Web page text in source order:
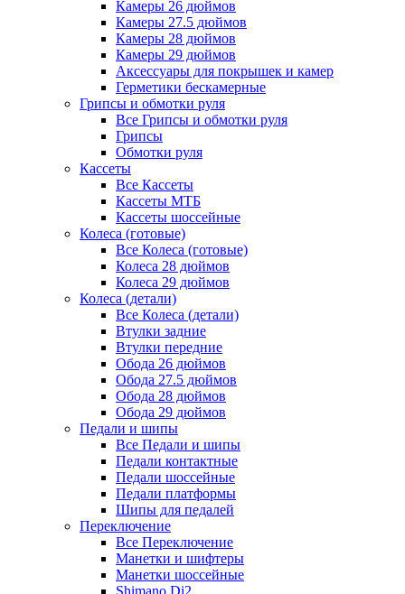
Камеры 26 дюймов
Камеры 27.5 дюймов
Камеры 28 дюймов
Камеры 29 дюймов
Аксессуары для покрышек и камер
Герметики бескамерные
Грипсы и обмотки руля
Все Грипсы и обмотки руля
Грипсы
Обмотки руля
Кассеты
Все Кассеты
Кассеты МТБ
Кассеты шоссейные
Колеса (готовые)
Все Колеса (готовые)
Колеса 28 дюймов
Колеса 29 дюймов
Колеса (детали)
Все Колеса (детали)
Втулки задние
Втулки передние
Обода 26 дюймов
Обода 27.5 дюймов
Обода 28 дюймов
Обода 29 дюймов
Педали и шипы
Все Педали и шипы
Педали контактные
Педали шоссейные
Педали платформы
Шипы для педалей
Переключение
Все Переключение
Манетки и шифтеры
Манетки шоссейные
Shimano Di2